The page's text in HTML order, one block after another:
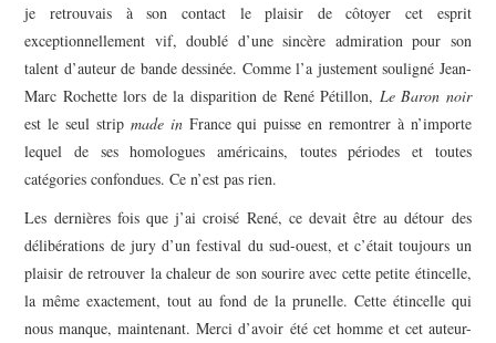
je retrouvais à son contact le plaisir de côtoyer cet esprit
exceptionnellement vif, doublé d’une sincère admiration pour son
talent d’auteur de bande dessinée. Comme l’a justement souligné Jean-
Marc Rochette lors de la disparition de René Pétillon, Le Baron noir
est le seul strip made in France qui puisse en remontrer à n’importe
lequel de ses homologues américains, toutes périodes et toutes
catégories confondues. Ce n’est pas rien.
Les dernières fois que j’ai croisé René, ce devait être au détour des
délibérations de jury d’un festival du sud-ouest, et c’était toujours un
plaisir de retrouver la chaleur de son sourire avec cette petite étincelle,
la même exactement, tout au fond de la prunelle. Cette étincelle qui
nous manque, maintenant. Merci d’avoir été cet homme et cet auteur-